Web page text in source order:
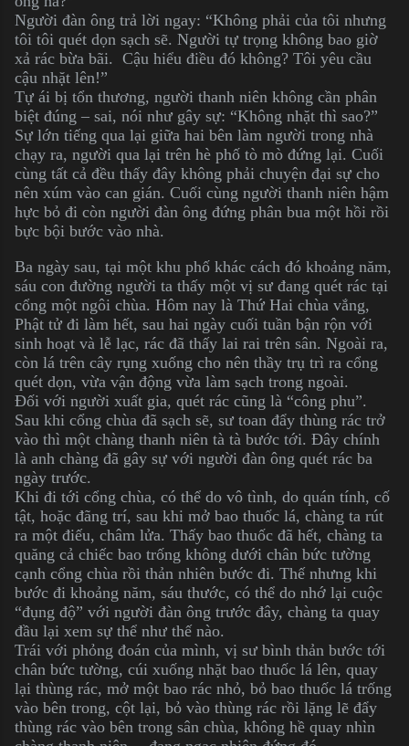
Người đàn ông trả lời ngay: “Không phải của tôi nhưng
tôi tôi quét dọn sạch sẽ. Người tự trọng không bao giờ
xả rác bừa bãi. Cậu hiểu điều đó không? Tôi yêu cầu
cậu nhặt lên!”
Tự ái bị tổn thương, người thanh niên không cần phân
biệt đúng – sai, nói như gây sự: “Không nhặt thì sao?”
Sự lớn tiếng qua lại giữa hai bên làm người trong nhà
chạy ra, người qua lại trên hè phố tò mò đứng lại. Cuối
cùng tất cả đều thấy đây không phải chuyện đại sự cho
nên xúm vào can gián. Cuối cùng người thanh niên hậm
hực bỏ đi còn người đàn ông đứng phân bua một hồi rồi
bực bội bước vào nhà.
Ba ngày sau, tại một khu phố khác cách đó khoảng năm,
sáu con đường người ta thấy một vị sư đang quét rác tại
cổng một ngôi chùa. Hôm nay là Thứ Hai chùa vắng,
Phật tử đi làm hết, sau hai ngày cuối tuần bận rộn với
sinh hoạt và lễ lạc, rác đã thấy lai rai trên sân. Ngoài ra,
còn lá trên cây rụng xuống cho nên thầy trụ trì ra cổng
quét dọn, vừa vận động vừa làm sạch trong ngoài.
Đối với người xuất gia, quét rác cũng là “công phu”.
Sau khi cổng chùa đã sạch sẽ, sư toan đẩy thùng rác trở
vào thì một chàng thanh niên tà tà bước tới. Đây chính
là anh chàng đã gây sự với người đàn ông quét rác ba
ngày trước.
Khi đi tới cổng chùa, có thể do vô tình, do quán tính, cố
tật, hoặc đãng trí, sau khi mở bao thuốc lá, chàng ta rút
ra một điếu, châm lửa. Thấy bao thuốc đã hết, chàng ta
quăng cả chiếc bao trống không dưới chân bức tường
cạnh cổng chùa rồi thản nhiên bước đi. Thế nhưng khi
bước đi khoảng năm, sáu thước, có thể do nhớ lại cuộc
“đụng độ” với người đàn ông trước đây, chàng ta quay
đầu lại xem sự thể như thế nào.
Trái với phỏng đoán của mình, vị sư bình thản bước tới
chân bức tường, cúi xuống nhặt bao thuốc lá lên, quay
lại thùng rác, mở một bao rác nhỏ, bỏ bao thuốc lá trống
vào bên trong, cột lại, bỏ vào thùng rác rồi lặng lẽ đẩy
thùng rác vào bên trong sân chùa, không hề quay nhìn